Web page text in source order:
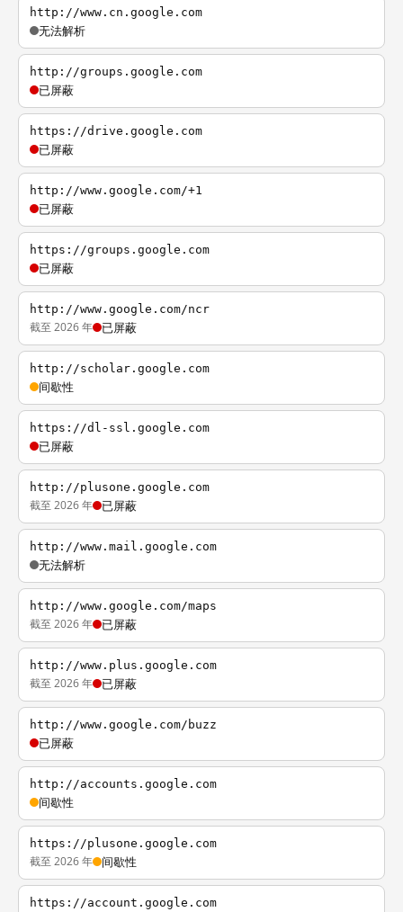
http://www.cn.google.com
无法解析
http://groups.google.com
已屏蔽
https://drive.google.com
已屏蔽
http://www.google.com/+1
已屏蔽
https://groups.google.com
已屏蔽
http://www.google.com/ncr
截至 2026 年 已屏蔽
http://scholar.google.com
间歇性
https://dl-ssl.google.com
已屏蔽
http://plusone.google.com
截至 2026 年 已屏蔽
http://www.mail.google.com
无法解析
http://www.google.com/maps
截至 2026 年 已屏蔽
http://www.plus.google.com
截至 2026 年 已屏蔽
http://www.google.com/buzz
已屏蔽
http://accounts.google.com
间歇性
https://plusone.google.com
截至 2026 年 间歇性
https://account.google.com